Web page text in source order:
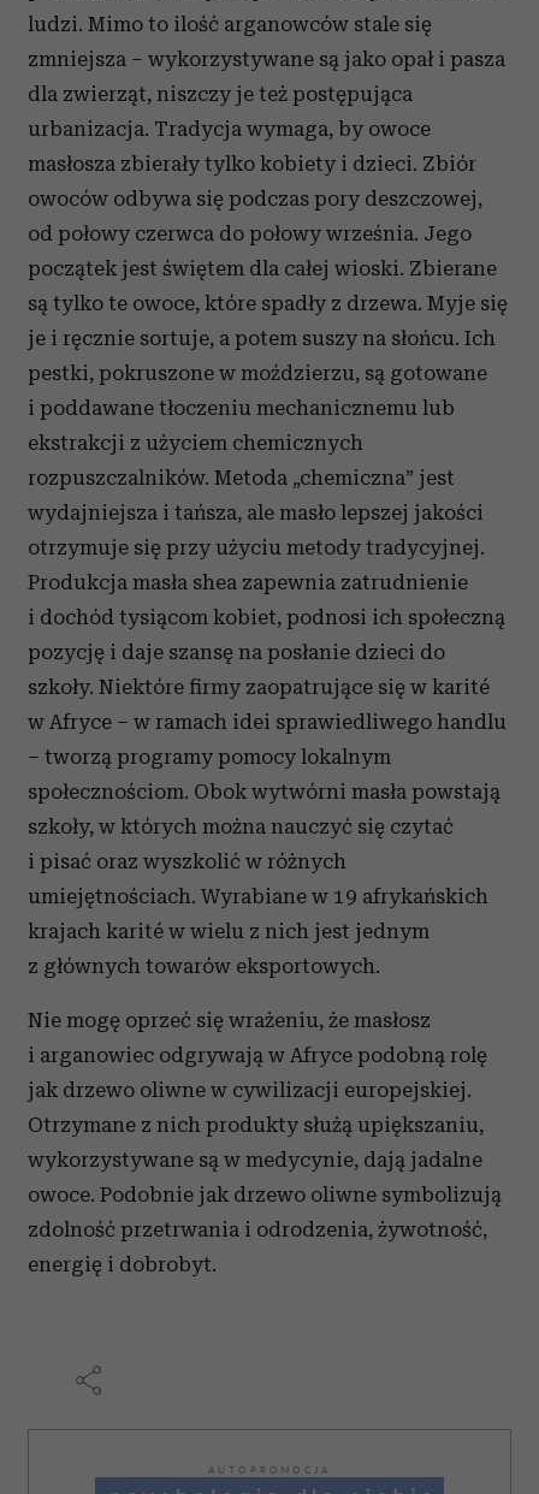
ludzi. Mimo to ilość arganowców stale się
zmniejsza – wykorzystywane są jako opał i pasza
dla zwierząt, niszczy je też postępująca
urbanizacja. Tradycja wymaga, by owoce
masłosza zbierały tylko kobiety i dzieci. Zbiór
owoców odbywa się podczas pory deszczowej,
od połowy czerwca do połowy września. Jego
początek jest świętem dla całej wioski. Zbierane
są tylko te owoce, które spadły z drzewa. Myje się
je i ręcznie sortuje, a potem suszy na słońcu. Ich
pestki, pokruszone w moździerzu, są gotowane
i poddawane tłoczeniu mechanicznemu lub
ekstrakcji z użyciem chemicznych
rozpuszczalników. Metoda „chemiczna” jest
wydajniejsza i tańsza, ale masło lepszej jakości
otrzymuje się przy użyciu metody tradycyjnej.
Produkcja masła shea zapewnia zatrudnienie
i dochód tysiącom kobiet, podnosi ich społeczną
pozycję i daje szansę na posłanie dzieci do
szkoły. Niektóre firmy zaopatrujące się w karité
w Afryce – w ramach idei sprawiedliwego handlu
– tworzą programy pomocy lokalnym
społecznościom. Obok wytwórni masła powstają
szkoły, w których można nauczyć się czytać
i pisać oraz wyszkolić w różnych
umiejętnościach. Wyrabiane w 19 afrykańskich
krajach karité w wielu z nich jest jednym
z głównych towarów eksportowych.
Nie mogę oprzeć się wrażeniu, że masłosz
i arganowiec odgrywają w Afryce podobną rolę
jak drzewo oliwne w cywilizacji europejskiej.
Otrzymane z nich produkty służą upiększaniu,
wykorzystywane są w medycynie, dają jadalne
owoce. Podobnie jak drzewo oliwne symbolizują
zdolność przetrwania i odrodzenia, żywotność,
energię i dobrobyt.
AUTOPROMOCJA